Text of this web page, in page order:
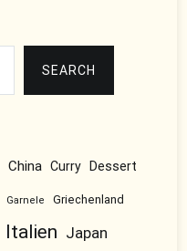
SEARCH
China Curry Dessert
Garnele Griechenland
Italien Japan